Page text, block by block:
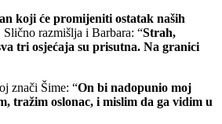
koji će promijeniti ostatak naših
Slično razmišlja i Barbara: “Strah,
tri osjećaja su prisutna. Na granici
znači Šime: “On bi nadopunio moj
tražim oslonac, i mislim da ga vidim u